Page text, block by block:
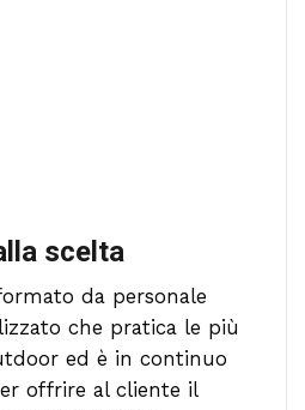
scelta
da personale
che pratica le più
ed è in continuo
offrire al cliente il